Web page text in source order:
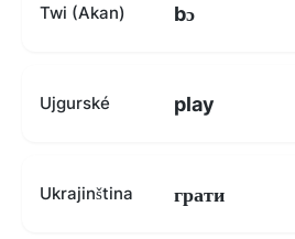
Twi (Akan) bɔ
Ujgurské play
Ukrajinština грати